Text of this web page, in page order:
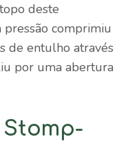
deste
comprimiu
de entulho através
por uma abertura
Stomp-